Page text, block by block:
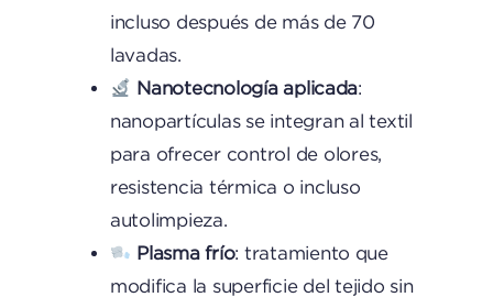
incluso después de más de 70
lavadas.
Nanotecnología aplicada:
nanopartículas se integran al textil
para ofrecer control de olores,
resistencia térmica o incluso
autolimpieza.
Plasma frío: tratamiento que
modifica la superficie del tejido sin